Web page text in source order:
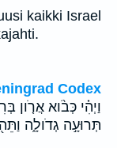
kaikki Israel
Codex
וַיְהִ֗י כְּבֹ֨וא אֲרֹ֤ון
תְּרוּעָ֣ה גְדֹולָ֑ה